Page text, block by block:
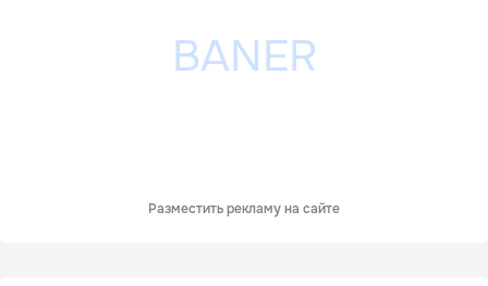
Разместить рекламу на сайте